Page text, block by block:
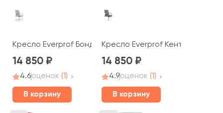
Кресло Everprof Бонд СФ / Bond CF
14 850
4.6оценок (1)
В корзину
Кресло Everprof Кент СФ / Kent
14 850
4.9оценок (1)
В корзину